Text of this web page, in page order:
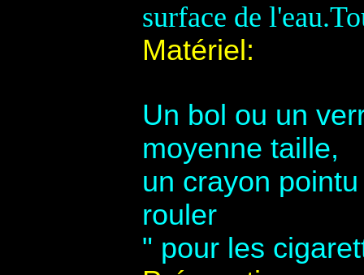
surface de
Matériel:
Un bol ou un
moyenne taille,
un crayon
rouler
" pour les